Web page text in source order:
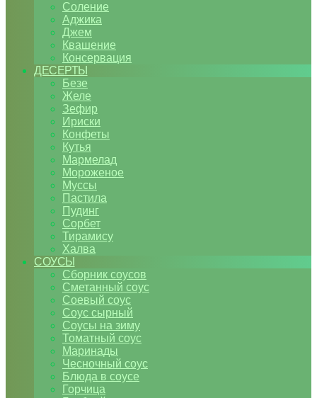
Соление
Аджика
Джем
Квашение
Консервация
ДЕСЕРТЫ
Безе
Желе
Зефир
Ириски
Конфеты
Кутья
Мармелад
Мороженое
Муссы
Пастила
Пудинг
Сорбет
Тирамису
Халва
СОУСЫ
Сборник соусов
Сметанный соус
Соевый соус
Соус сырный
Соусы на зиму
Томатный соус
Маринады
Чесночный соус
Блюда в соусе
Горчица